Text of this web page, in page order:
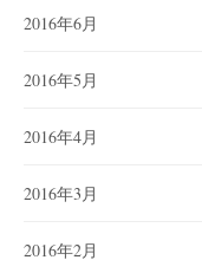
2016年6月
2016年5月
2016年4月
2016年3月
2016年2月